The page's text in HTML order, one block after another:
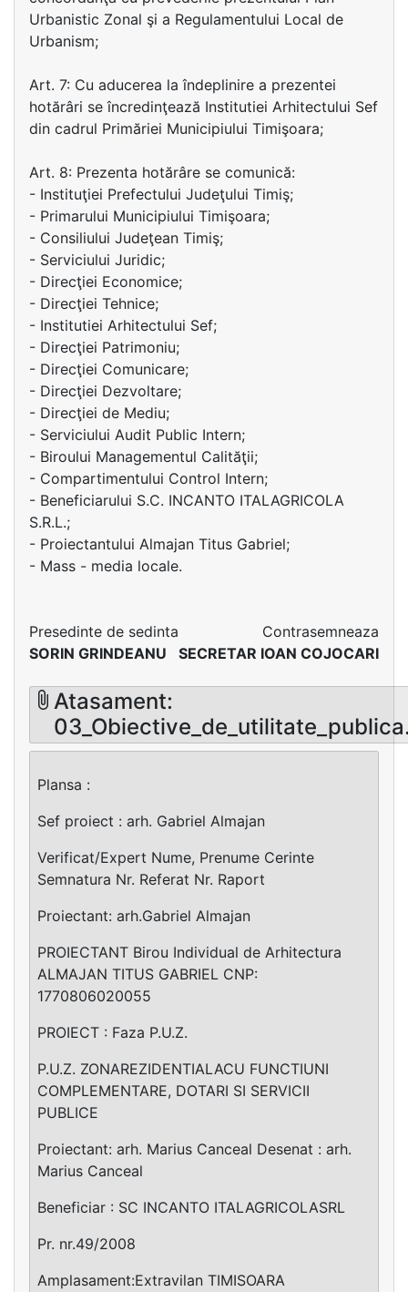
Urbanistic Zonal şi a Regulamentului Local de
Urbanism;
Art. 7: Cu aducerea la îndeplinire a prezentei
hotărâri se încredinţează Institutiei Arhitectului Sef
din cadrul Primăriei Municipiului Timişoara;
Art. 8: Prezenta hotărâre se comunică:
- Instituţiei Prefectului Judeţului Timiş;
- Primarului Municipiului Timişoara;
- Consiliului Judeţean Timiş;
- Serviciului Juridic;
- Direcţiei Economice;
- Direcţiei Tehnice;
- Institutiei Arhitectului Sef;
- Direcţiei Patrimoniu;
- Direcţiei Comunicare;
- Direcţiei Dezvoltare;
- Direcţiei de Mediu;
- Serviciului Audit Public Intern;
- Biroului Managementul Calităţii;
- Compartimentului Control Intern;
- Beneficiarului S.C. INCANTO ITALAGRICOLA
S.R.L.;
- Proiectantului Almajan Titus Gabriel;
- Mass - media locale.
Presedinte de sedinta
SORIN GRINDEANU
Contrasemneaza
SECRETAR IOAN COJOCARI
Atasament:
Plansa :
Sef proiect : arh. Gabriel Almajan
Verificat/Expert Nume, Prenume Cerinte
Semnatura Nr. Referat Nr. Raport
Proiectant: arh.Gabriel Almajan
PROIECTANT Birou Individual de Arhitectura
ALMAJAN TITUS GABRIEL CNP:
1770806020055
PROIECT : Faza P.U.Z.
P.U.Z. ZONAREZIDENTIALACU FUNCTIUNI
COMPLEMENTARE, DOTARI SI SERVICII
PUBLICE
Proiectant: arh. Marius Canceal Desenat : arh.
Marius Canceal
Beneficiar : SC INCANTO ITALAGRICOLASRL
Pr. nr.49/2008
Amplasament:Extravilan TIMISOARA